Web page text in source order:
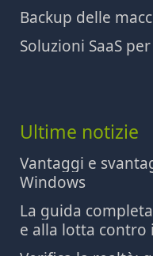
Backup delle
Soluzioni SaaS
Ultime notizie
Vantaggi e
Windows
La guida
e alla lotta